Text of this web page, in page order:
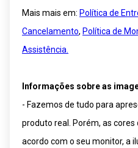
Mais mais em: Política de
Cancelamento, Política de
Assistência.
Informações sobre as
- Fazemos de tudo para
produto real. Porém, as
acordo com o seu monitor, a